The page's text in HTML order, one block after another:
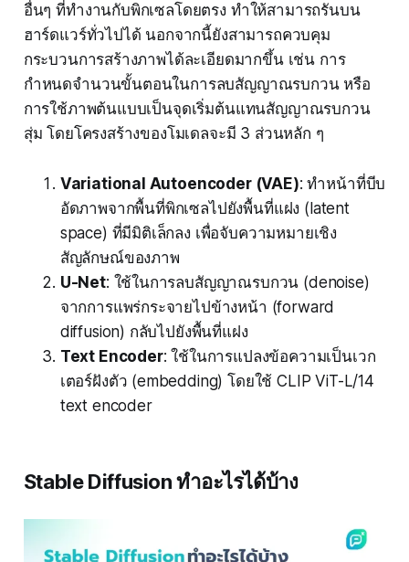
อื่นๆ ที่ทำงานกับพิกเซลโดยตรง ทำให้สามารถรันบน
ฮาร์ดแวร์ทั่วไปได้ นอกจากนี้ยังสามารถควบคุม
กระบวนการสร้างภาพได้ละเอียดมากขึ้น เช่น การ
กำหนดจำนวนขั้นตอนในการลบสัญญาณรบกวน หรือ
การใช้ภาพต้นแบบเป็นจุดเริ่มต้นแทนสัญญาณรบกวน
สุ่ม โดยโครงสร้างของโมเดลจะมี 3 ส่วนหลัก ๆ
Variational Autoencoder (VAE): ทำหน้าที่บีบ
อัดภาพจากพื้นที่พิกเซลไปยังพื้นที่แฝง (latent
space) ที่มีมิติเล็กลง เพื่อจับความหมายเชิง
สัญลักษณ์ของภาพ
U-Net: ใช้ในการลบสัญญาณรบกวน (denoise)
จากการแพร่กระจายไปข้างหน้า (forward
diffusion) กลับไปยังพื้นที่แฝง
Text Encoder: ใช้ในการแปลงข้อความเป็นเวก
เตอร์ฝังตัว (embedding) โดยใช้ CLIP ViT-L/14
text encoder
Stable Diffusion ทำอะไรได้บ้าง